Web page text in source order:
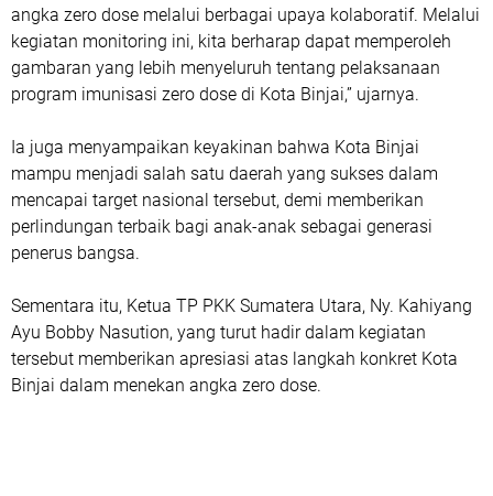
angka zero dose melalui berbagai upaya kolaboratif. Melalui
kegiatan monitoring ini, kita berharap dapat memperoleh
gambaran yang lebih menyeluruh tentang pelaksanaan
program imunisasi zero dose di Kota Binjai,” ujarnya.
Ia juga menyampaikan keyakinan bahwa Kota Binjai
mampu menjadi salah satu daerah yang sukses dalam
mencapai target nasional tersebut, demi memberikan
perlindungan terbaik bagi anak-anak sebagai generasi
penerus bangsa.
Sementara itu, Ketua TP PKK Sumatera Utara, Ny. Kahiyang
Ayu Bobby Nasution, yang turut hadir dalam kegiatan
tersebut memberikan apresiasi atas langkah konkret Kota
Binjai dalam menekan angka zero dose.